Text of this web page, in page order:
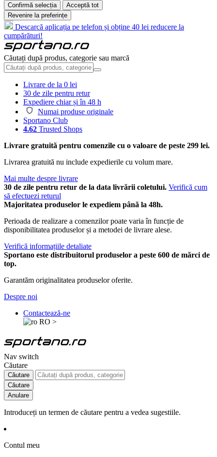
Confirmă selecția
Acceptă tot
Revenire la preferințe
Descarcă aplicația pe telefon și obține 40 lei reducere la
cumpărături!
Căutați după produs, categorie sau marcă
Livrare de la 0 lei
30 de zile pentru retur
Expediere chiar și în 48 h
Numai produse originale
Sportano Club
4.62 Trusted Shops
Livrare gratuită pentru comenzile cu o valoare de peste 299 lei.
Livrarea gratuită nu include expedierile cu volum mare.
Mai multe despre livrare
30 de zile pentru retur de la data livrării coletului. Verifică cum
să efectuezi returul
Majoritatea produselor le expediem până la 48h.
Perioada de realizare a comenzilor poate varia în funcție de
disponibilitatea produselor și a metodei de livrare alese.
Verifică informațiile detaliate
Sportano este distribuitorul produselor a peste 600 de mărci de
top.
Garantăm originalitatea produselor oferite.
Despre noi
Contactează-ne
RO >
Nav switch
Căutare
Căutare
Căutare
Anulare
Introduceți un termen de căutare pentru a vedea sugestiile.
Contul meu